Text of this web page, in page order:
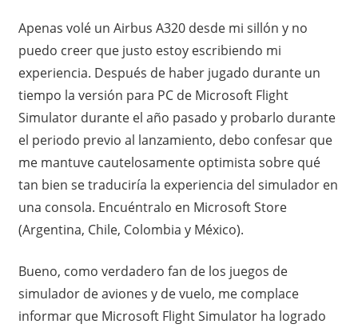
Apenas volé un Airbus A320 desde mi sillón y no
puedo creer que justo estoy escribiendo mi
experiencia. Después de haber jugado durante un
tiempo la versión para PC de Microsoft Flight
Simulator durante el año pasado y probarlo durante
el periodo previo al lanzamiento, debo confesar que
me mantuve cautelosamente optimista sobre qué
tan bien se traduciría la experiencia del simulador en
una consola. Encuéntralo en Microsoft Store
(Argentina, Chile, Colombia y México).
Bueno, como verdadero fan de los juegos de
simulador de aviones y de vuelo, me complace
informar que Microsoft Flight Simulator ha logrado